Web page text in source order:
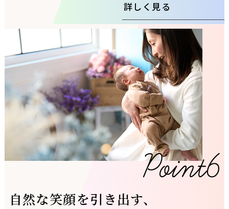
詳しく見る
自然な笑顔を引き出す、